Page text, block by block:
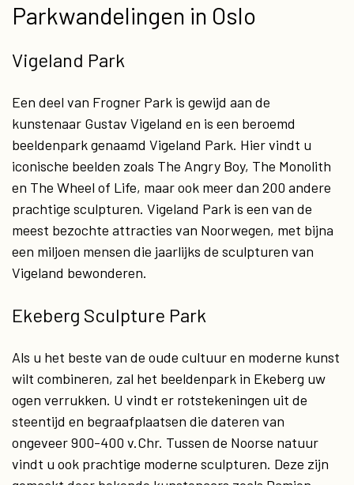
Parkwandelingen in Oslo
Vigeland Park
Een deel van Frogner Park is gewijd aan de
kunstenaar Gustav Vigeland en is een beroemd
beeldenpark genaamd Vigeland Park. Hier vindt u
iconische beelden zoals The Angry Boy, The Monolith
en The Wheel of Life, maar ook meer dan 200 andere
prachtige sculpturen. Vigeland Park is een van de
meest bezochte attracties van Noorwegen, met bijna
een miljoen mensen die jaarlijks de sculpturen van
Vigeland bewonderen.
Ekeberg Sculpture Park
Als u het beste van de oude cultuur en moderne kunst
wilt combineren, zal het beeldenpark in Ekeberg uw
ogen verrukken. U vindt er rotstekeningen uit de
steentijd en begraafplaatsen die dateren van
ongeveer 900-400 v.Chr. Tussen de Noorse natuur
vindt u ook prachtige moderne sculpturen. Deze zijn